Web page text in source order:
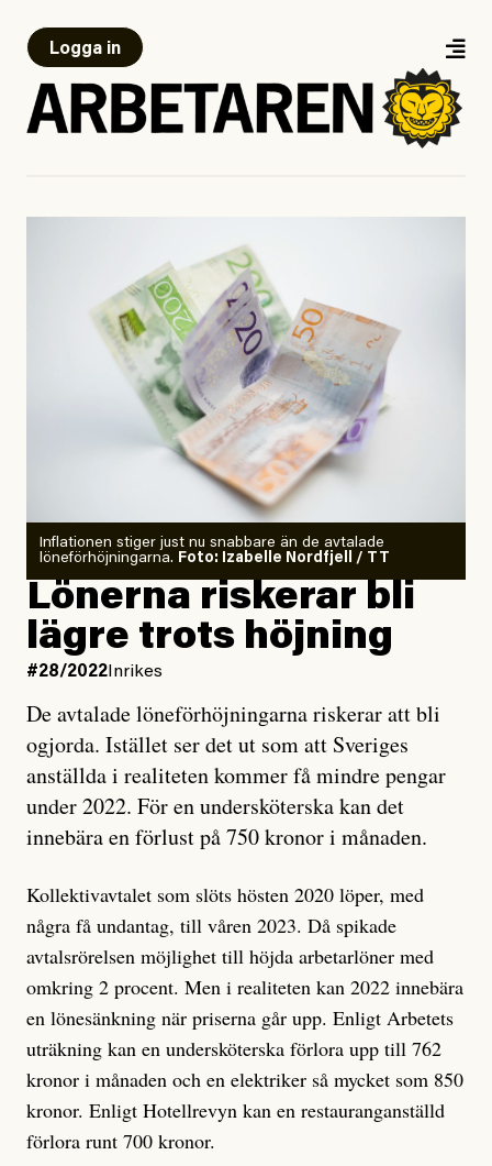
Logga in
Inflationen stiger just nu snabbare än de avtalade
löneförhöjningarna. Foto: Izabelle Nordfjell / TT
Lönerna riskerar bli
lägre trots höjning
#28/2022 Inrikes
De avtalade löneförhöjningarna riskerar att bli
ogjorda. Istället ser det ut som att Sveriges
anställda i realiteten kommer få mindre pengar
under 2022. För en undersköterska kan det
innebära en förlust på 750 kronor i månaden.
Kollektivavtalet som slöts hösten 2020 löper, med
några få undantag, till våren 2023. Då spikade
avtalsrörelsen möjlighet till höjda arbetarlöner med
omkring 2 procent. Men i realiteten kan 2022 innebära
en lönesänkning när priserna går upp. Enligt Arbetets
uträkning kan en undersköterska förlora upp till 762
kronor i månaden och en elektriker så mycket som 850
kronor. Enligt Hotellrevyn kan en restauranganställd
förlora runt 700 kronor.